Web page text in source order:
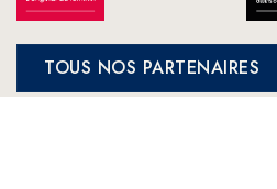
TOUS NOS PARTENAIRES